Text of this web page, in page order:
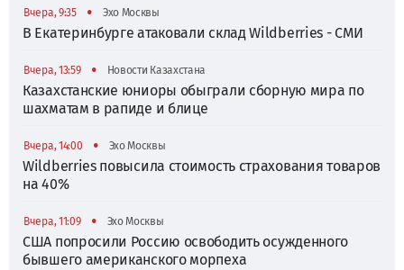
Вчера, 9:35 • Эхо Москвы
В Екатеринбурге атаковали склад Wildberries - СМИ
Вчера, 13:59 • Новости Казахстана
Казахстанские юниоры обыграли сборную мира по
шахматам в рапиде и блице
Вчера, 14:00 • Эхо Москвы
Wildberries повысила стоимость страхования товаров
на 40%
Вчера, 11:09 • Эхо Москвы
США попросили Россию освободить осужденного
бывшего американского морпеха